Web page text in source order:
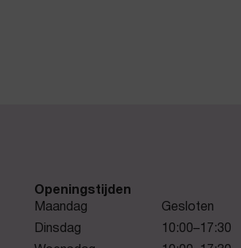
Openingstijden
Maandag
Gesloten
Dinsdag
10:00–17:30